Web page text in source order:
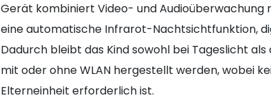
Gerät kombiniert Video- und
eine automatische Infrarot-Nachtsichtfunktion,
Dadurch bleibt das Kind sowohl bei Tageslicht
mit oder ohne WLAN hergestellt werden, wobei
Elterneinheit erforderlich ist.